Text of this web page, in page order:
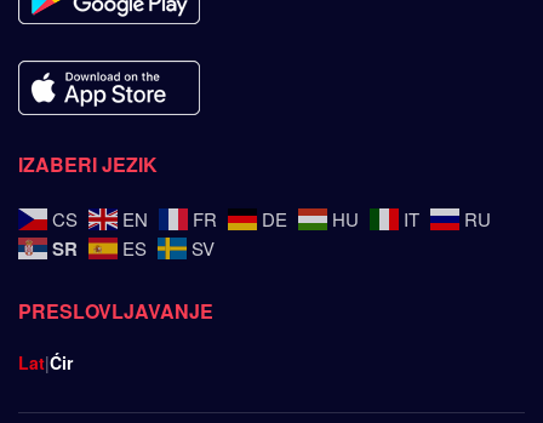
IZABERI JEZIK
CS EN FR DE HU IT RU
SR ES SV
PRESLOVLJAVANJE
Lat|Ćir